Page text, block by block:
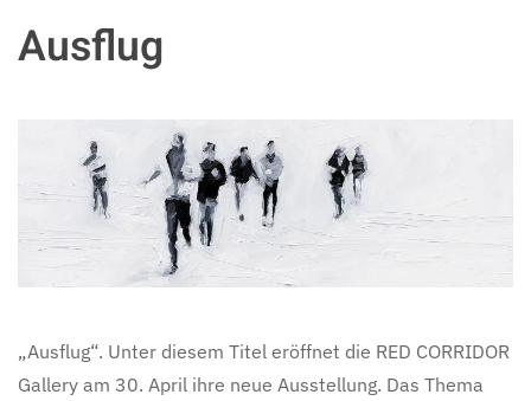
Ausflug
„Ausflug“. Unter diesem Titel eröffnet die RED CORRIDOR
Gallery am 30. April ihre neue Ausstellung. Das Thema